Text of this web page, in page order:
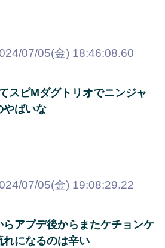
07/05(金) 18:46:08.60
スピMダグトリオでニンジャ
やばいな
07/05(金) 19:08:29.22
アプデ後からまたケチョンケ
になるのは辛い